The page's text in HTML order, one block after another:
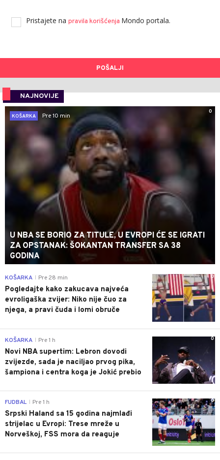
Pristajete na pravila korišćenja Mondo portala.
POŠALJI
NAJNOVIJE
0
KOŠARKA
Pre 10 min
U NBA SE BORIO ZA TITULE, U EVROPI ĆE SE IGRATI
ZA OPSTANAK: ŠOKANTAN TRANSFER SA 38
GODINA
0
KOŠARKA Pre 28 min
Pogledajte kako zakucava najveća
evroligaška zvijer: Niko nije čuo za
njega, a pravi čuda i lomi obruče
0
KOŠARKA Pre 1 h
Novi NBA supertim: Lebron dovodi
zvijezde, sada je naciljao prvog pika,
šampiona i centra koga je Jokić prebio
0
FUDBAL Pre 1 h
Srpski Haland sa 15 godina najmlađi
strijelac u Evropi: Trese mreže u
Norveškoj, FSS mora da reaguje